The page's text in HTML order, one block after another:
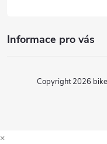
Informace pro vás
Copyright 2026
×